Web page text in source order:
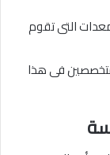
التى تقوم
فى هذا